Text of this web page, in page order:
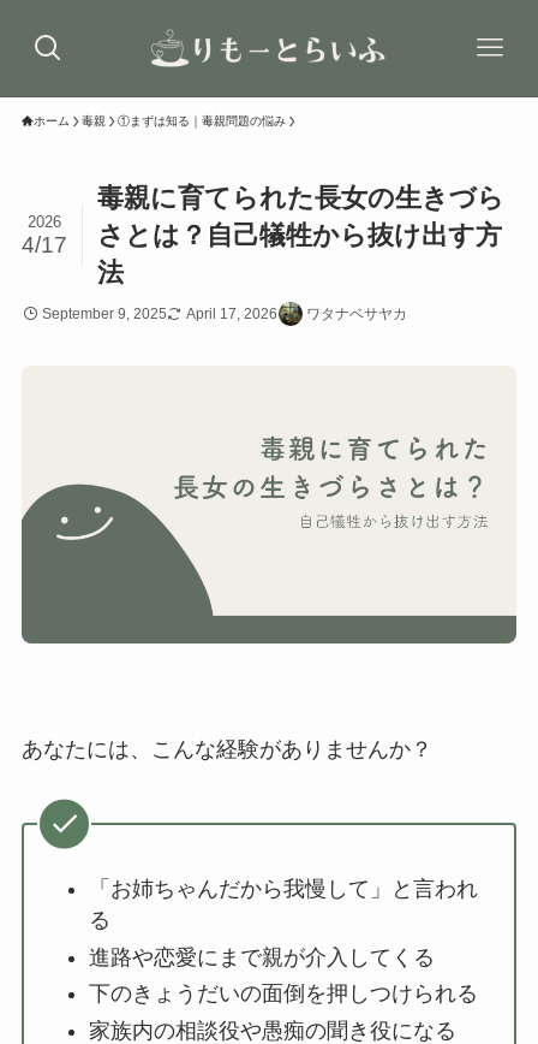
ホーム 毒親 ①まずは知る｜毒親問題の悩み
毒親に育てられた長女の生きづら
さとは？自己犠牲から抜け出す方
法
2026
4/17
September 9, 2025 April 17, 2026 ワタナベサヤカ
あなたには、こんな経験がありませんか？
「お姉ちゃんだから我慢して」と言われ
る
進路や恋愛にまで親が介入してくる
下のきょうだいの面倒を押しつけられる
家族内の相談役や愚痴の聞き役になる